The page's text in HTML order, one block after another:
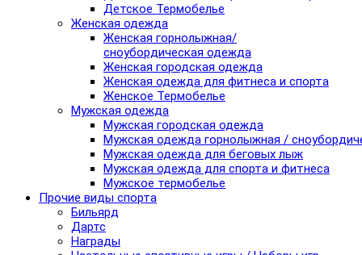
Детское Термобелье
Женская одежда
Женская горнолыжная/
сноубордическая одежда
Женская городская одежда
Женская одежда для фитнеса и спорта
Женское Термобелье
Мужская одежда
Мужская городская одежда
Мужская одежда горнолыжная /
Мужская одежда для беговых лыж
Мужская одежда для спорта и фитнеса
Мужское термобелье
Прочие виды спорта
Бильярд
Дартс
Награды